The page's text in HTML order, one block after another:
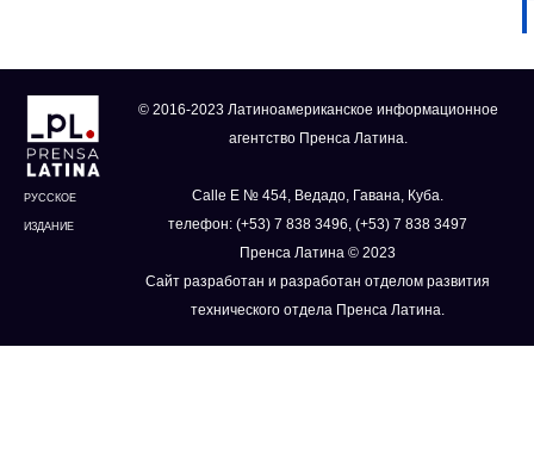
РУССКОЕ
ИЗДАНИЕ
© 2016-2023 Латиноамериканское информационное
агентство Пренса Латина.
Calle E № 454, Ведадо, Гавана, Куба.
телефон: (+53) 7 838 3496, (+53) 7 838 3497
Пренса Латина © 2023
Сайт разработан и разработан отделом развития
технического отдела Пренса Латина.